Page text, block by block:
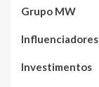
Grupo MW
Influenciadores
Investimentos